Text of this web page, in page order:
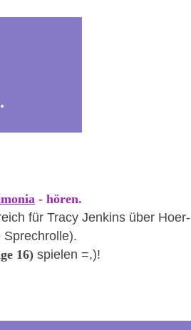
- hören.
für Tracy Jenkins über Hoer-
16) spielen =,)!